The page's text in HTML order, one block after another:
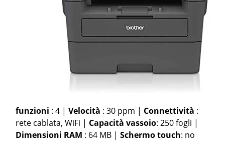
funzioni : 4 |Velocità : 30 ppm | Connettività :
rete cablata, WiFi | Capacità vassoio: 250 fogli |
Dimensioni RAM : 64 MB |Schermo touch: no